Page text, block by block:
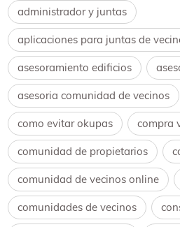
administrador y juntas
aplicaciones para juntas de
asesoramiento edificios
asesoria comunidad de vecinos
como evitar okupas compra
comunidad de propietarios
comunidad de vecinos online
comunidades de vecinos